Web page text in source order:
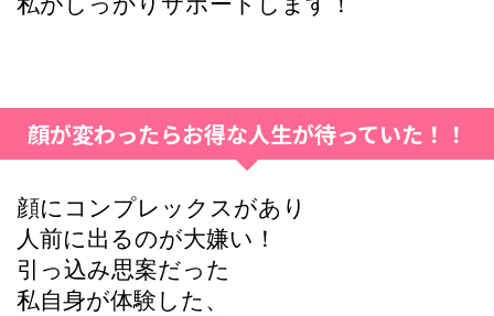
顔が変わったらお得な人生が待っていた！！
顔にコンプレックスがあり
人前に出るのが大嫌い！
引っ込み思案だった
私自身が体験した、